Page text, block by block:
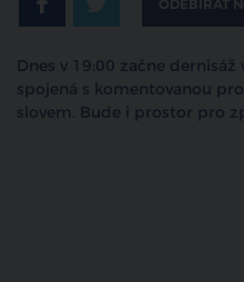
ODEBÍRAT
Dnes v 19:00 začne dernisáž
spojená s komentovanou
slovem. Bude i prostor pro